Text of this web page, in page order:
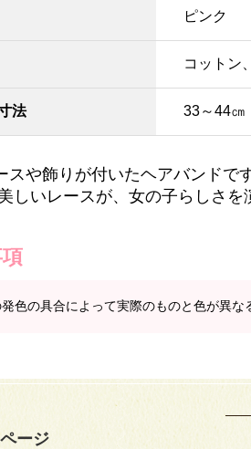
ピンク
コットン
法 33～44㎝
スや飾りが付いたヘアバンドで
しいレースが、女の子らしさ
色の具合によって実際のものと色が異な
ージ